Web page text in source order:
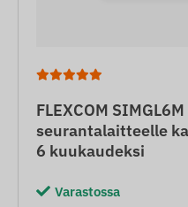
FLEXCOM
seurantalaitteelle
6 kuukaudeksi
Varastossa